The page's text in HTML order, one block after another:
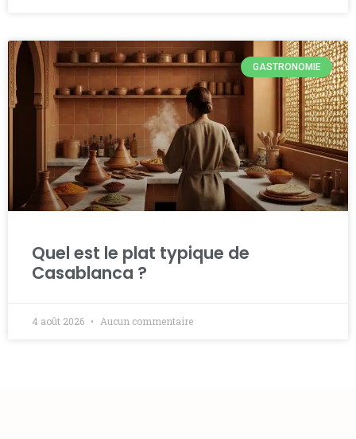
GASTRONOMIE
Quel est le plat typique de
Casablanca ?
4 août 2026 Aucun commentaire